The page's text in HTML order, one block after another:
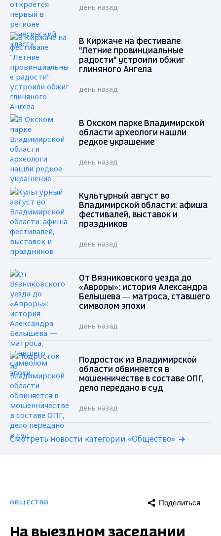
день назад
В Киржаче на фестивале
"Летние провинциальные
радости" устроили обжиг
глиняного Ангела
день назад
В Окском парке Владимирской
области археологи нашли
редкое украшение
день назад
Культурный август во
Владимирской области: афиша
фестивалей, выставок и
праздников
день назад
От Вязниковского уезда до
«Авроры»: история Александра
Белышева — матроса, ставшего
символом эпохи
день назад
Подросток из Владимирской
области обвиняется в
мошенничестве в составе ОПГ,
дело передано в суд
день назад
Смотреть новости категории «Общество»
ОБЩЕСТВО Поделиться
На выездном заседании